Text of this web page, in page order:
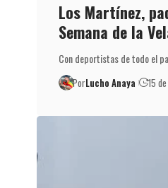
Los Martínez,
Semana de la
Con deportistas de todo el
PorLucho Anaya 15